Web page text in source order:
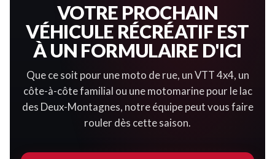
VOTRE PROCHAIN
VÉHICULE RÉCRÉATIF EST
À UN FORMULAIRE D'ICI
Que ce soit pour une moto de rue, un VTT 4x4, un
côte-à-côte familial ou une motomarine pour le lac
des Deux-Montagnes, notre équipe peut vous faire
rouler dès cette saison.